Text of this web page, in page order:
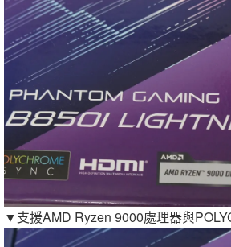
▼支援AMD Ryzen 9000處理器與